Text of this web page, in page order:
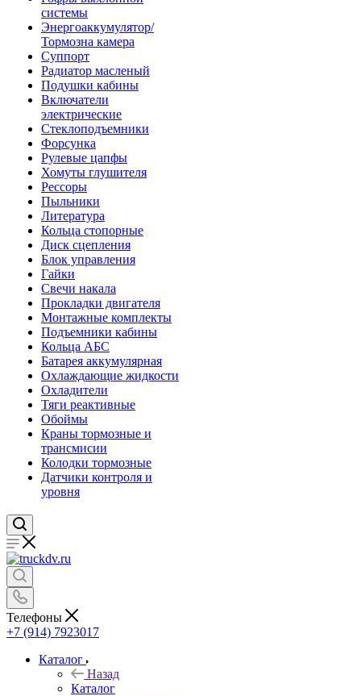
системы
Энергоаккумулятор/
Тормозна камера
Суппорт
Радиатор масленый
Подушки кабины
Включатели
электрические
Стеклоподъемники
Форсунка
Рулевые цапфы
Хомуты глушителя
Рессоры
Пыльники
Литература
Кольца стопорные
Диск сцепления
Блок управления
Гайки
Свечи накала
Прокладки двигателя
Монтажные комплекты
Подъемники кабины
Кольца АБС
Батарея аккумулярная
Охлаждающие жидкости
Охладители
Тяги реактивные
Обоймы
Краны тормозные и
трансмисии
Колодки тормозные
Датчики контроля и
уровня
Телефоны
+7 (914) 7923017
Каталог
Назад
Каталог